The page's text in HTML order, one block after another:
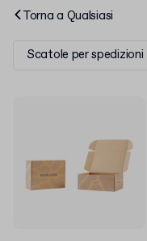
pezzi, con la stampa
Torna a Qualsiasi
Scatole per spedizioni